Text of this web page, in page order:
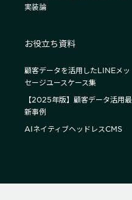
実装論
お役立ち資料
顧客データを活用したLINEメッ
セージユースケース集
【2025年版】顧客データ活用最
新事例
AIネイティブヘッドレスCMS